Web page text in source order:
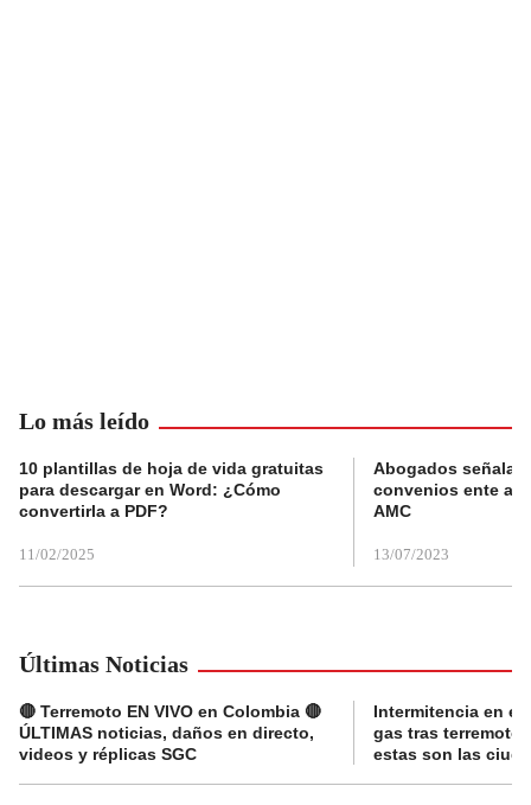
Lo más leído
10 plantillas de hoja de vida gratuitas
para descargar en Word: ¿Cómo
convertirla a PDF?
11/02/2025
Abogados
convenios ente
AMC
13/07/2023
Últimas Noticias
🔴 Terremoto EN VIVO en Colombia 🔴
ÚLTIMAS noticias, daños en directo,
videos y réplicas SGC
Intermitencia en el
gas tras terremoto
estas son las